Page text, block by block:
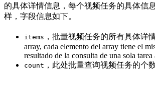
的具体详情信息，每个视频任务的具体信
样，字段信息如下。
items ，批量视频任务的所有具体详
array, cada elemento del array tiene el
resultado de la consulta de una sola tarea
count ，此处批量查询视频任务的个数